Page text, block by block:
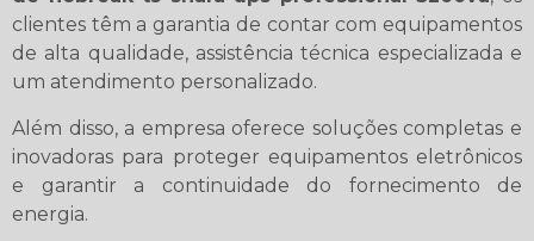
clientes têm a garantia de contar com equipamentos
de alta qualidade, assistência técnica especializada e
um atendimento personalizado.
Além disso, a empresa oferece soluções completas e
inovadoras para proteger equipamentos eletrônicos
e garantir a continuidade do fornecimento de
energia.